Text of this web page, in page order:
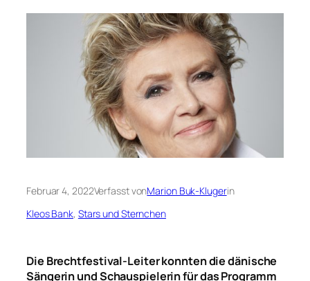
Februar 4, 2022Verfasst vonMarion Buk-Klugerin
Kleos Bank, Stars und Sternchen
Die Brechtfestival-Leiter konnten die dänische
Sängerin und Schauspielerin für das Programm